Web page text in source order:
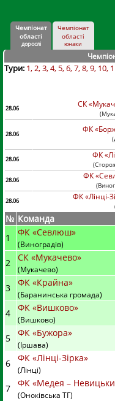
Чемпіонат
області
дорослі
Чемпіонат
області
юнаки
Тури: 1 2 3 4 5 6 7 8 9 10
28.06 СК
(
28.06
ФК
(
28.06
ФК
(
28.06
ФК
(
28.06
ФК «Лінці-
№ Команда
1
ФК «Севлюш»
(Виноградів)
2 СК «Мукачево»
(Мукачево)
3 ФК «Крайна»
(Баранинська громада)
4 ФК «Вишково»
(Вишково)
5 ФК «Бужора»
(Іршава)
6 ФК «Лінці-Зірка»
(Лінці)
7 ФК «Медея –
(Оноківська ТГ)